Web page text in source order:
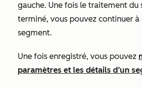
gauche. Une fois le traitement du
terminé, vous pouvez continuer
segment.
Une fois enregistré, vous pouvez
paramètres et les détails d’un